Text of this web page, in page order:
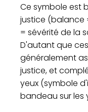
Ce symbole est
justice (balance
= sévérité de la
D'autant que
généralement as
justice, et
yeux (symbole
bandeau sur les